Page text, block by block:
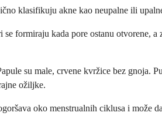
klasifikuju akne kao neupalne ili
formiraju kada pore ostanu otvorene, a
su male, crvene kvržice bez gnoja.
ožiljke.
oko menstrualnih ciklusa i može